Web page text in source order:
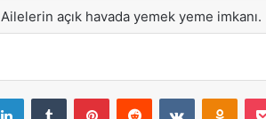
Ailelerin açık havada yemek yeme imkanı.
LinkedInTumblr PinterestReddit VKontakte